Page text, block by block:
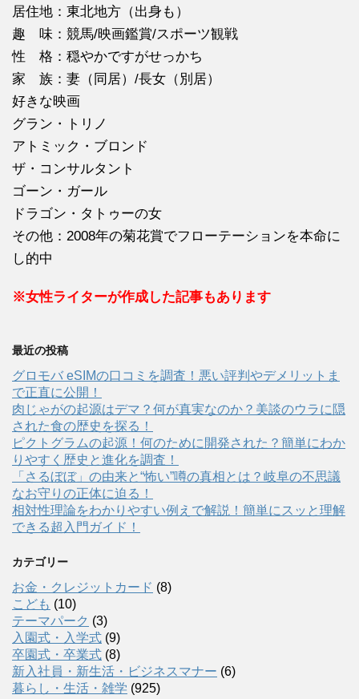
居住地：東北地方（出身も）
趣 味：競馬/映画鑑賞/スポーツ観戦
性 格：穏やかですがせっかち
家 族：妻（同居）/長女（別居）
好きな映画
グラン・トリノ
アトミック・ブロンド
ザ・コンサルタント
ゴーン・ガール
ドラゴン・タトゥーの女
その他：2008年の菊花賞でフローテーションを本命に
し的中
※女性ライターが作成した記事もあります
最近の投稿
グロモバ eSIMの口コミを調査！悪い評判やデメリットま
で正直に公開！
肉じゃがの起源はデマ？何が真実なのか？美談のウラに隠
された食の歴史を探る！
ピクトグラムの起源！何のために開発された？簡単にわか
りやすく歴史と進化を調査！
「さるぼぼ」の由来と“怖い”噂の真相とは？岐阜の不思議
なお守りの正体に迫る！
相対性理論をわかりやすい例えで解説！簡単にスッと理解
できる超入門ガイド！
カテゴリー
お金・クレジットカード (8)
こども (10)
テーマパーク (3)
入園式・入学式 (9)
卒園式・卒業式 (8)
新入社員・新生活・ビジネスマナー (6)
暮らし・生活・雑学 (925)